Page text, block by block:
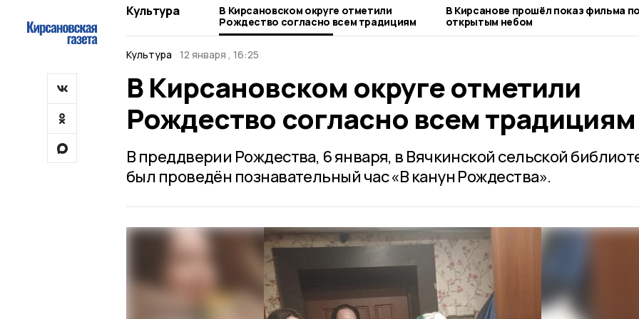
Культура
В Кирсановском округе отметили
Рождество согласно всем традициям
В Кирсанове прошёл показ фильма
открытым небом
Культура 12 января , 16:25
В Кирсановском округе отметили
Рождество согласно всем традициям
В преддверии Рождества, 6 января, в Вячкинской сельской
был проведён познавательный час «В канун Рождества».